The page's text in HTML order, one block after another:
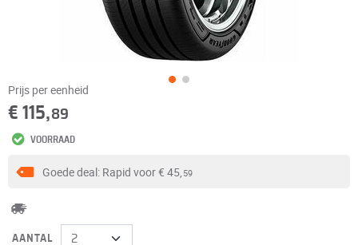
Prijs per eenheid
€ 115,89
VOORRAAD
Goede deal: Rapid voor€ 45, 59
AANTAL